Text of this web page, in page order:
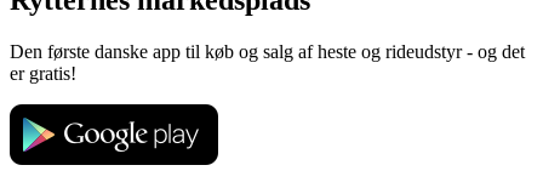
Den første danske app til køb og salg af heste og rideudstyr - og det
er gratis!